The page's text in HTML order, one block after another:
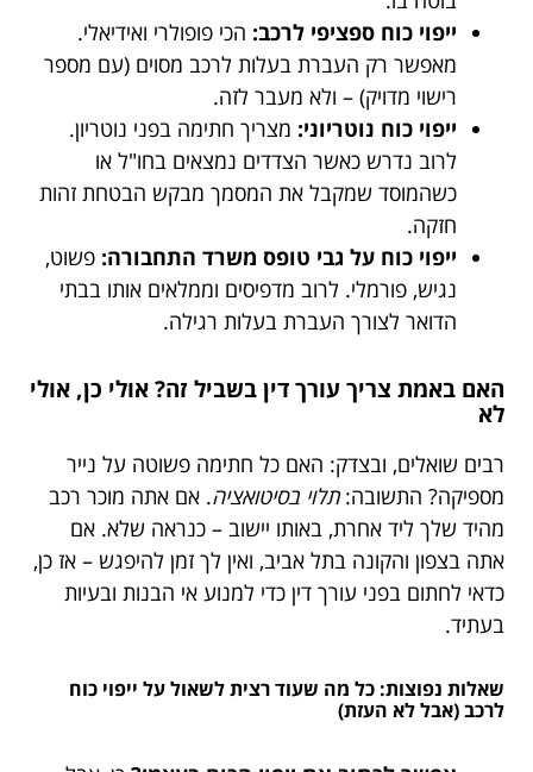
ייפוי כוח ספציפי לרכב: הכי פופולרי ואידיאלי.
מאפשר רק העברת בעלות לרכב מסוים (עם מספר
רישוי מדויק) – ולא מעבר לזה.
ייפוי כוח נוטריוני: מצריך חתימה בפני נוטריון.
לרוב נדרש כאשר הצדדים נמצאים בחו"ל או
כשהמוסד שמקבל את המסמך מבקש הבטחת זהות
חזקה.
ייפוי כוח על גבי טופס משרד התחבורה: פשוט,
נגיש, פורמלי. לרוב מדפיסים וממלאים אותו בבתי
הדואר לצורך העברת בעלות רגילה.
האם באמת צריך עורך דין בשביל זה? אולי כן, אולי
לא
רבים שואלים, ובצדק: האם כל חתימה פשוטה על נייר
מספיקה? התשובה:תלוי בסיטואציה. אם אתה מוכר רכב
מהיד שלך ליד אחרת, באותו יישוב – כנראה שלא. אם
אתה בצפון והקונה בתל אביב, ואין לך זמן להיפגש – אז כן,
כדאי לחתום בפני עורך דין כדי למנוע אי הבנות ובעיות
בעתיד.
שאלות נפוצות: כל מה שעוד רצית לשאול על ייפוי כוח
לרכב (אבל לא העזת)